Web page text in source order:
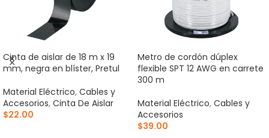
Cinta de aislar de 18 m x 19
mm, negra en blíster, Pretul
Material Eléctrico, Cables y
Accesorios, Cinta De Aislar
$22.00
Metro de cordón dúplex
flexible SPT 12 AWG en carrete
300 m
Material Eléctrico, Cables y
Accesorios
$39.00